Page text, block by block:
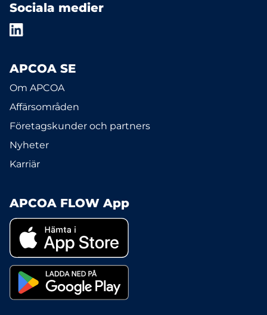
Sociala medier
APCOA SE
Om APCOA
Affärsområden
Företagskunder och partners
Nyheter
Karriär
APCOA FLOW App